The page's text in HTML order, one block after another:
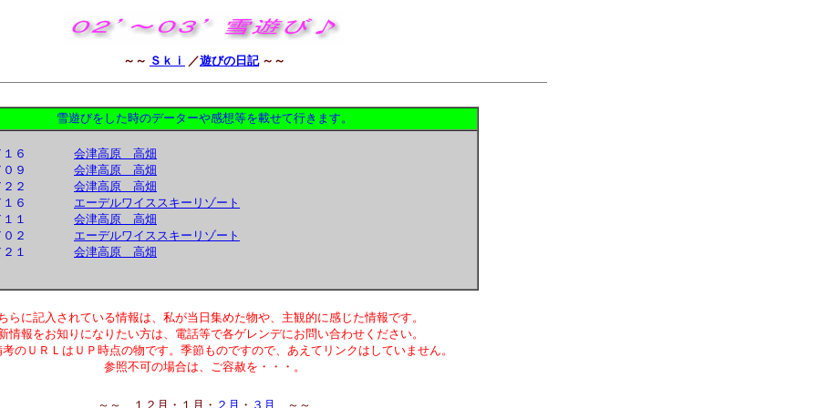
～～ Ｓｋｉ ／遊びの日記～～
雪遊びをした時のデーターや感想等を載せて行きます。
／１６ 会津高原 高畑
／０９ 会津高原 高畑
／２２ 会津高原 高畑
／１６ エーデルワイススキーリゾート
／１１ 会津高原 高畑
／０２ エーデルワイススキーリゾート
／２１ 会津高原 高畑
らに記入されている情報は、私が当日集めた物や、主観的に感じた情報です。
情報をお知りになりたい方は、電話等で各ゲレンデにお問い合わせください。
のＵＲＬはＵＰ時点の物です。季節ものですので、あえてリンクはしていません。
参照不可の場合は、ご容赦を・・・。
～～ １２月・１月・ ２月 ・ ３月 ～～